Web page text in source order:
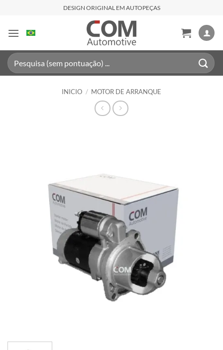
contenido
DESIGN ORIGINAL EM AUTOPEÇAS
Buscar
por:
INICIO / MOTOR DE ARRANQUE